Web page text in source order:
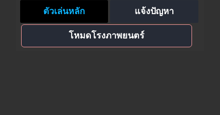
ตัวเล่นหลัก แจ้งปัญหา
โหมดโรงภาพยนตร์